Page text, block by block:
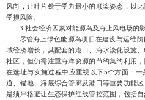
风向，让叶片处于受力最小的顺桨姿态，以
受损风险。
3.社会经济因素对能源岛及海上风电场的
尽管海上绿色能源岛项目在建设与运维
域经济增长，其配套的港口、海水淡化设施
社区，但仍需注重海洋资源的节约集约利用
在选址与实施过程中应重视以下5个方面：一
道、锚地、海底综合管廊及港口等重要功能
是须严格避让生态保护红线管控范围，包括